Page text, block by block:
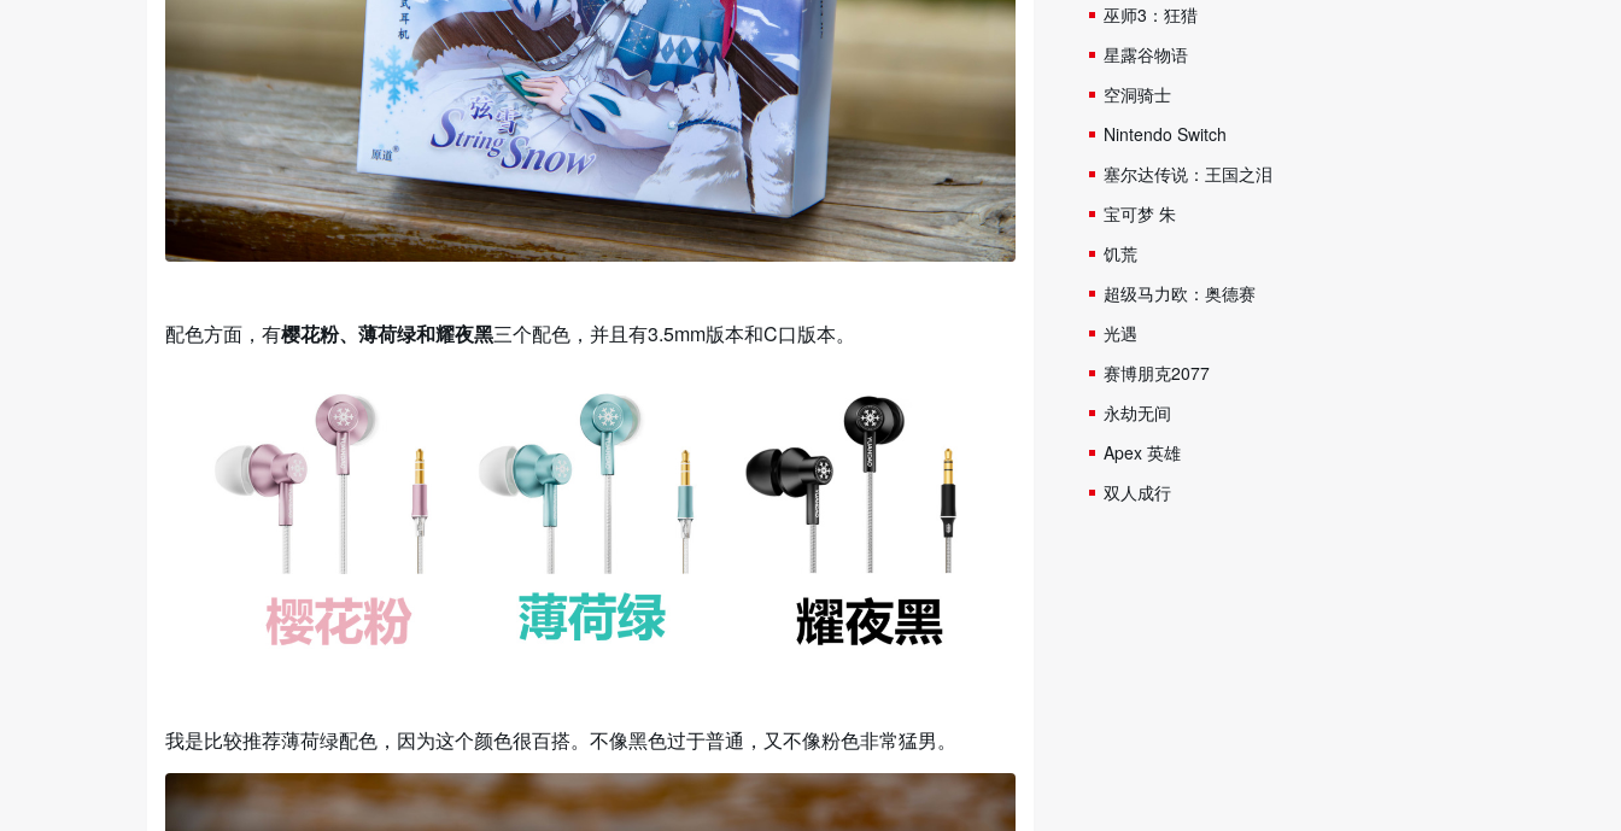
配色方面，有樱花粉、薄荷绿和耀夜黑三个配色，并且有3.5mm版本和C口版本。
我是比较推荐薄荷绿配色，因为这个颜色很百搭。不像黑色过于普通，又不像粉色非常猛男。
巫师3：狂猎
星露谷物语
空洞骑士
Nintendo Switch
塞尔达传说：王国之泪
宝可梦 朱
饥荒
超级马力欧：奥德赛
光遇
赛博朋克2077
永劫无间
Apex 英雄
双人成行